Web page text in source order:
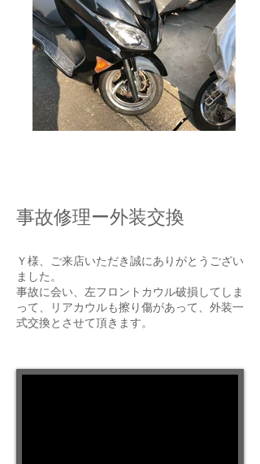
事故修理ー外装交換
Ｙ様、ご来店いただき誠にありがとうござい
ました。
事故に会い、左フロントカウル破損してしま
って、リアカウルも擦り傷があって、外装一
式交換とさせて頂きます。